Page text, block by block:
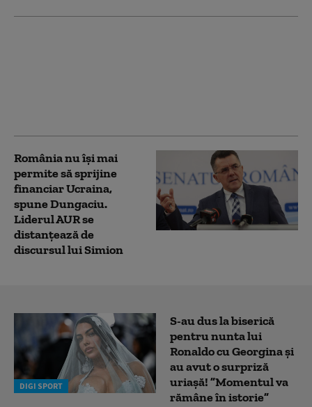
România nu își mai
permite să sprijine
financiar Ucraina,
spune Dungaciu.
Liderul AUR se
distanțează de
discursul lui Simion
DIGI SPORT
S-au dus la biserică
pentru nunta lui
Ronaldo cu Georgina și
au avut o surpriză
uriașă! ”Momentul va
rămâne în istorie”